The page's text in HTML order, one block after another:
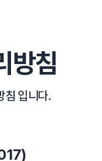
방침
침 입니다.